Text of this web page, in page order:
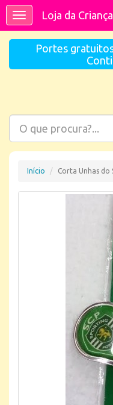
ToggleLoja da Criança
Portes
Início Corta Unhas do